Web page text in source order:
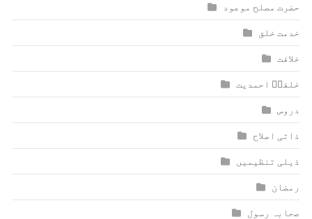
حضرت مصلح موعود
خدمت خلق
خلافت
خلفاؑ احمدیت
دروس
ذاتی اصلاح
ذیلی تنظیمیں
رمضان
صحابہ رسول